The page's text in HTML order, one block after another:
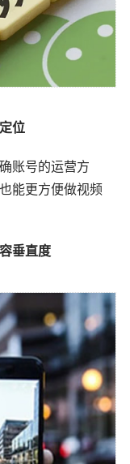
位
账号的运营方
能更方便做视频
垂直度